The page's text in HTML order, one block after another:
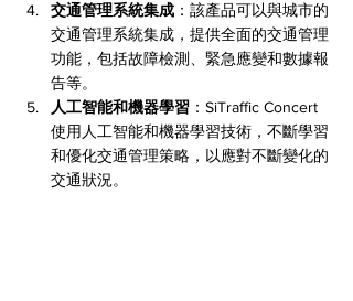
交通管理系統集成 ：該產品可以與城市的
交通管理系統集成，提供全面的交通管理
功能，包括故障檢測、緊急應變和數據報
告等。
人工智能和機器學習 ：SiTraffic Concert
使用人工智能和機器學習技術，不斷學習
和優化交通管理策略，以應對不斷變化的
交通狀況。